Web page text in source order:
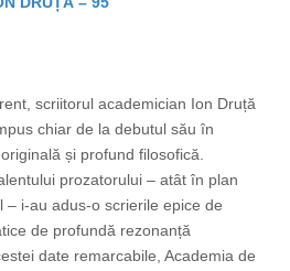
scriitorul academician Ion Druță
chiar de la debutul său în
și profund filosofică.
prozatorului – atât în plan
– i-au adus-o scrierile epice de
de profundă rezonanță
date remarcabile, Academia de